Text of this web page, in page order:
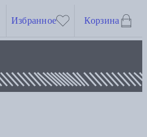
Избранное Корзина